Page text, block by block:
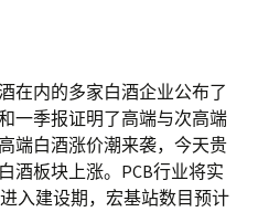
在内的多家白酒企业公布了
一季报证明了高端与次高端
端白酒涨价潮来袭，今天贵
酒板块上涨。PCB行业将实
入建设期，宏基站数目预计